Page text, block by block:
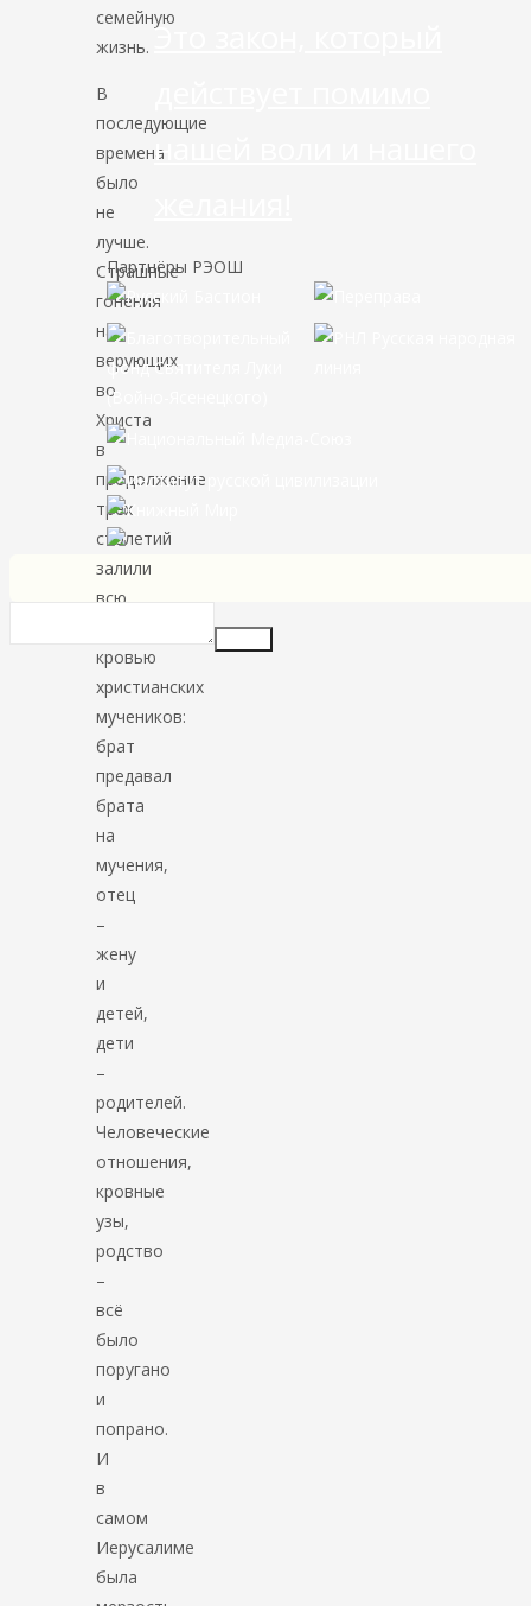
семейную
жизнь.
В
последующие
времена
было
не
лучше.
Страшные
гонения
на
верующих
во
Христа
в
продолжение
трех
столетий
залили
всю
кровью
христианских
мучеников:
брат
предавал
брата
на
мучения,
отец
–
жену
и
детей,
дети
–
родителей.
Человеческие
отношения,
кровные
узы,
родство
–
всё
было
поругано
и
попрано.
И
в
самом
Иерусалиме
была
Это закон, который
нашей воли и нашего
Партнёры РЭОШ